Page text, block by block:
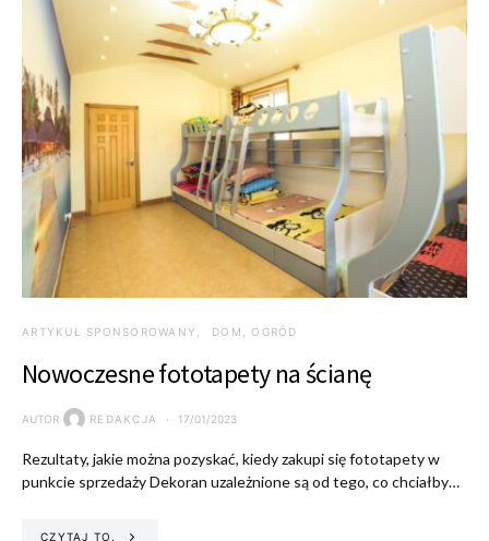
ARTYKUŁ SPONSOROWANY DOM, OGRÓD
Nowoczesne fototapety na ścianę
AUTOR REDAKCJA 17/01/2023
Rezultaty, jakie można pozyskać, kiedy zakupi się fototapety w
punkcie sprzedaży Dekoran uzależnione są od tego, co chciałby…
CZYTAJ TO.